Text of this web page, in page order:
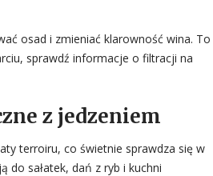
osad i zmieniać klarowność wina. To
sprawdź informacje o filtracji na
z jedzeniem
terroiru, co świetnie sprawdza się w
do sałatek, dań z ryb i kuchni